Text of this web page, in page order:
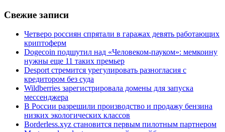
Свежие записи
Четверо россиян спрятали в гаражах девять работающих
криптоферм
Dogecoin подшутил над «Человеком-пауком»: мемкоину
нужны еще 11 таких премьер
Desport стремится урегулировать разногласия с
кредитором без суда
Wildberries зарегистрировала домены для запуска
мессенджера
В России разрешили производство и продажу бензина
низких экологических классов
Borderless.xyz становится первым пилотным партнером